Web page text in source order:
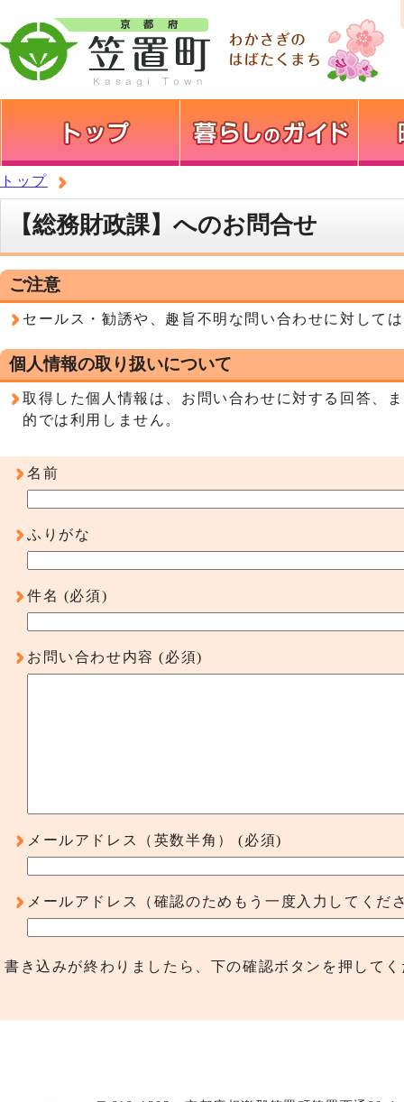
トップ
【総務財政課】へのお問合せ
ご注意
セールス・勧誘や、趣旨不明な問い合わせに対して
個人情報の取り扱いについて
取得した個人情報は、お問い合わせに対する回答、
的では利用しません。
名前
ふりがな
件名 (必須)
お問い合わせ内容 (必須)
メールアドレス（英数半角） (必須)
メールアドレス（確認のためもう一度入力してくだ
書き込みが終わりましたら、下の確認ボタンを押して